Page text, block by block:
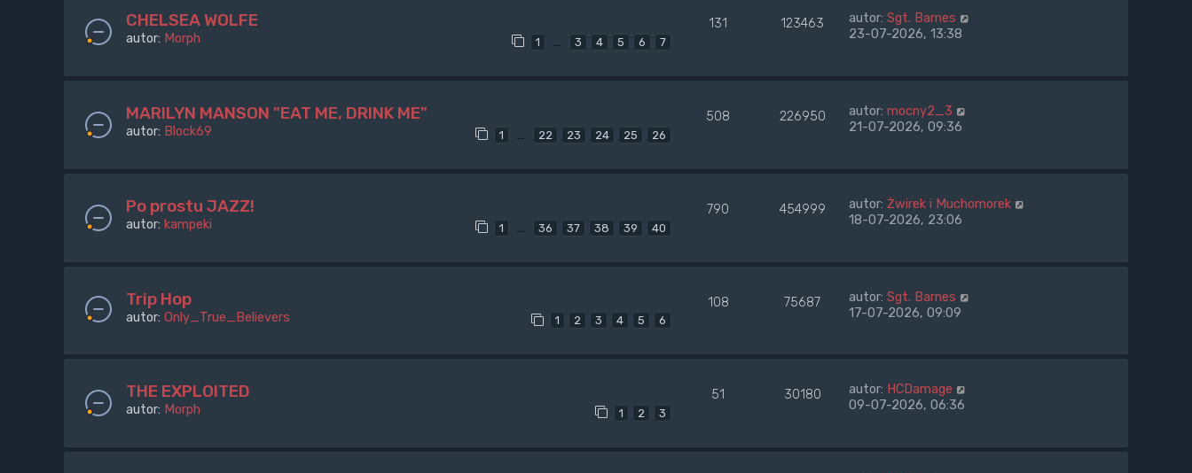
CHELSEA WOLFE
autor: Morph 1 … 3 4 5 6 7
131 123463 autor: Sgt. Barnes
23-07-2026, 13:38
MARILYN MANSON "EAT ME, DRINK ME"
autor: Block69 1 … 22 23 24 25 26
508 226950 autor: mocny2_3
21-07-2026, 09:36
Po prostu JAZZ!
autor: kampeki 1 … 36 37 38 39 40
790 454999 autor: Żwirek i Muchomorek
18-07-2026, 23:06
Trip Hop
autor: Only_True_Believers 1 2 3 4 5 6
108 75687 autor: Sgt. Barnes
17-07-2026, 09:09
THE EXPLOITED
autor: Morph 1 2 3
51 30180 autor: HCDamage
09-07-2026, 06:36